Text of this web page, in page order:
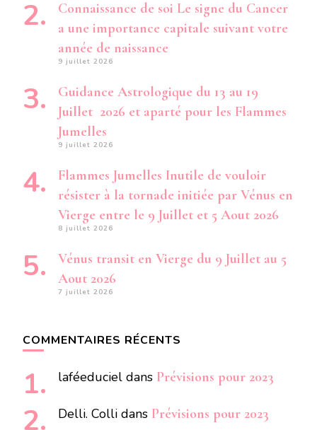
Connaissance de soi Le signe du Cancer
a une importance capitale suivant votre
année de naissance
9 juillet 2026
Guidance Astrologique du 13 au 19
Juillet 2026 et aparté pour les Flammes
Jumelles
9 juillet 2026
Flammes Jumelles Inutile de vouloir
résister à la tornade initiée par Vénus en
Vierge entre le 9 Juillet et 5 Aout 2026
8 juillet 2026
Vénus transit en Vierge du 9 Juillet au 5
Aout 2026
7 juillet 2026
COMMENTAIRES RÉCENTS
laféeduciel dans Prévisions pour 2023
Delli. Colli dans Prévisions pour 2023